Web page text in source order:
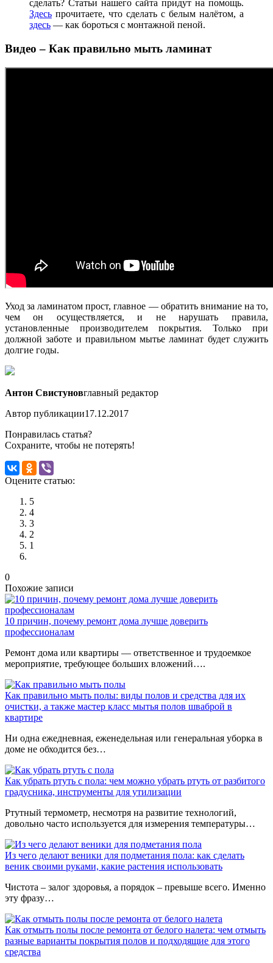
сделать? Статьи нашего сайта придут на помощь.
Здесь прочитаете, что сделать с белым налётом, а
здесь — как бороться с монтажной пеной.
Видео – Как правильно мыть ламинат
Уход за ламинатом прост, главное — обратить внимание на то,
чем он осуществляется, и не нарушать правила,
установленные производителем покрытия. Только при
должной заботе и правильном мытье ламинат будет служить
долгие годы.
Антон Свистуновглавный редактор
Автор публикации17.12.2017
Понравилась статья?
Сохраните, чтобы не потерять!
Оцените статью:
5
4
3
2
1
0
Похожие записи
10 причин, почему ремонт дома лучше доверить
профессионалам
Ремонт дома или квартиры — ответственное и трудоемкое
мероприятие, требующее больших вложений….
Как правильно мыть полы: виды полов и средства для их
очистки, а также мастер класс мытья полов шваброй в
квартире
Ни одна ежедневная, еженедельная или генеральная уборка в
доме не обходится без…
Как убрать ртуть с пола: чем можно убрать ртуть от разбитого
градусника, инструменты для утилизации
Ртутный термометр, несмотря на развитие технологий,
довольно часто используется для измерения температуры…
Из чего делают веники для подметания пола: как сделать
веник своими руками, какие растения использовать
Чистота – залог здоровья, а порядок – превыше всего. Именно
эту фразу…
Как отмыть полы после ремонта от белого налета: чем отмыть
разные варианты покрытия полов и подходящие для этого
средства